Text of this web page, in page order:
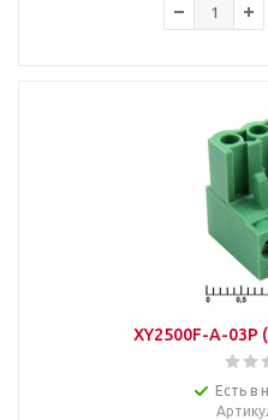
XY2500F-A-03P
Есть в